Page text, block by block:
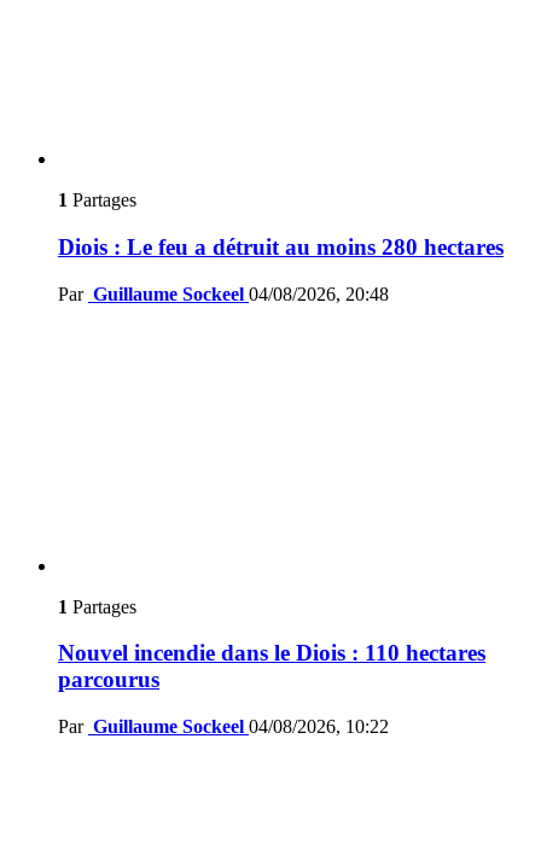
1 Partages
Diois : Le feu a détruit au moins 280 hectares
Par Guillaume Sockeel 04/08/2026, 20:48
1 Partages
Nouvel incendie dans le Diois : 110 hectares
parcourus
Par Guillaume Sockeel 04/08/2026, 10:22